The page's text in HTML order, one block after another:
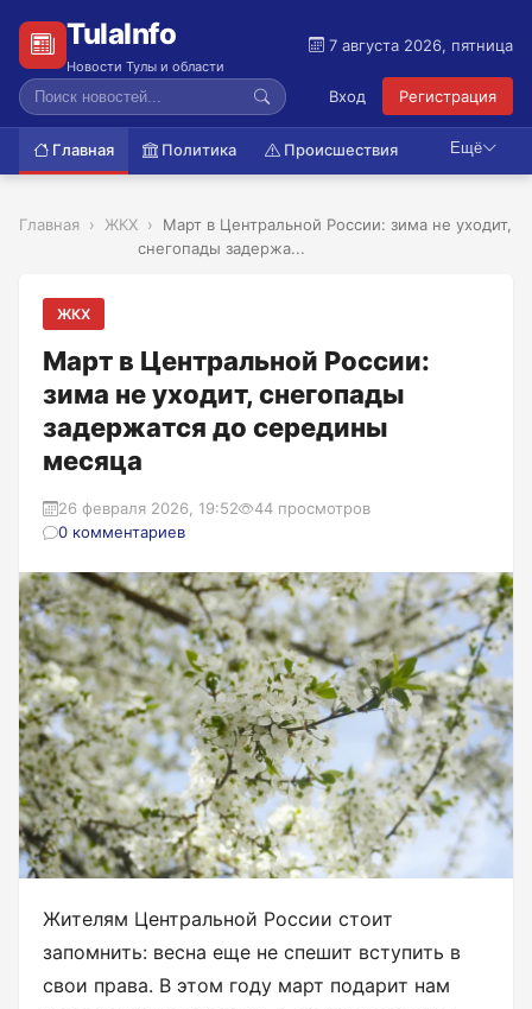
TulaInfo
Новости Тулы и области
7 августа 2026, пятница
Вход Регистрация
Главная Политика Происшествия Ещё
Главная ЖКХ
Март в Центральной России: зима не уходит,
снегопады задержа...
ЖКХ
Март в Центральной России:
зима не уходит, снегопады
задержатся до середины
месяца
26 февраля 2026, 19:52
44 просмотров
0 комментариев
Жителям Центральной России стоит
запомнить: весна еще не спешит вступить в
свои права. В этом году март подарит нам